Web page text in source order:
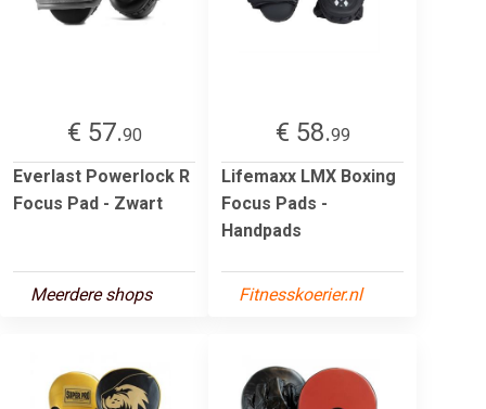
€ 57.90
Everlast Powerlock R
Focus Pad - Zwart
Meerdere shops
€ 58.99
Lifemaxx LMX Boxing
Focus Pads -
Handpads
Fitnesskoerier.nl